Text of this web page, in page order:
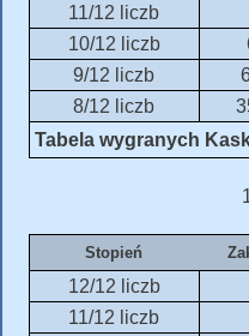
11/12 liczb
10/12 liczb
9/12 liczb
8/12 liczb
Tabela wygranych
Stopień
12/12 liczb
11/12 liczb